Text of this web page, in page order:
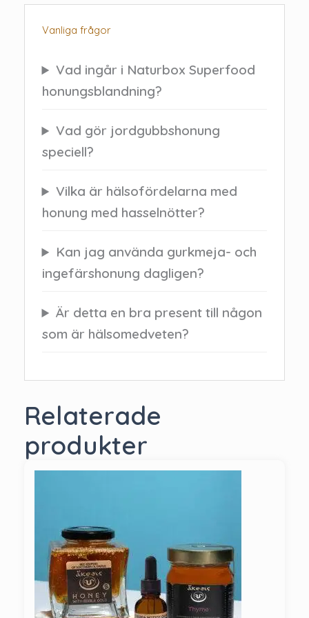
Vanliga frågor
Vad ingår i Naturbox Superfood
honungsblandning?
Vad gör jordgubbshonung
speciell?
Vilka är hälsofördelarna med
honung med hasselnötter?
Kan jag använda gurkmeja- och
ingefärshonung dagligen?
Är detta en bra present till någon
som är hälsomedveten?
Relaterade
produkter